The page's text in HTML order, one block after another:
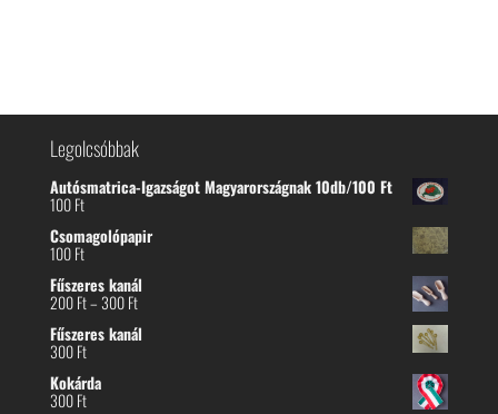
Legolcsóbbak
Autósmatrica-Igazságot Magyarországnak 10db/100 Ft
100Ft
Csomagolópapir
100Ft
Fűszeres kanál
200Ft–300FtÁrtartomány:
-
Fűszeres kanál
300Ft
Kokárda
300Ft